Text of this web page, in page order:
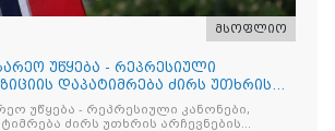
მსოფლიო
უწყება - რეპრესიული
დაპატიმრება ძირს უთხრის
უწყება - რეპრესიული კანონები,
ძირს უთხრის არჩევნების